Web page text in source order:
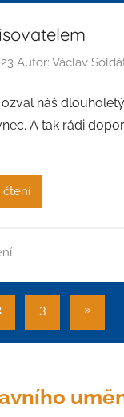
Autor: Václav
náš
A tak rádi
čtení
3
Další
»